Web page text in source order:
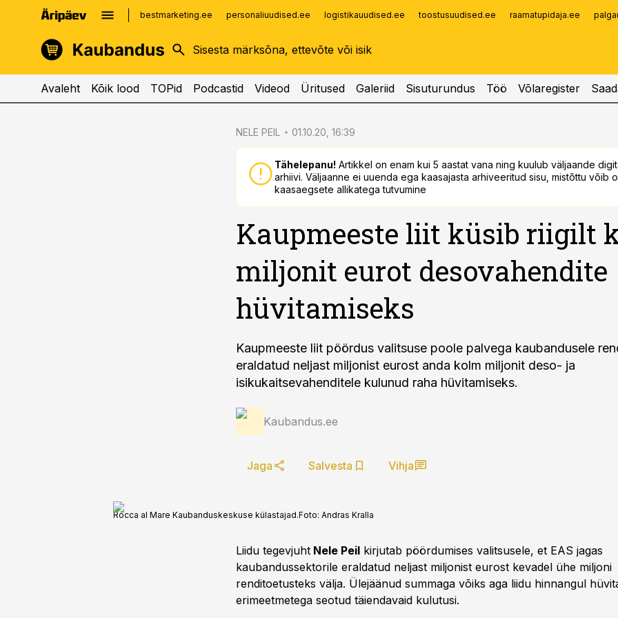
bestmarketing.ee personaliuudised.ee logistikauudised.ee toostusuudised.ee raamatupidaja.ee
kinnisvarauudised.ee
logistikauudised.ee
imelineajalugu.ee
Infopank
Avaleht Kõik lood TOPid Podcastid Videod Üritused Galeriid Sisuturundus Töö Võlaregister
NELE PEIL 01.10.20, 16:39
Tähelepanu! Artikkel on enam kui 5 aastat vana ning kuulub väljaande
arhiivi. Väljaanne ei uuenda ega kaasajasta arhiveeritud sisu, mistõttu võib
kaasaegsete allikatega tutvumine
Kaupmeeste liit küsib riigilt
miljonit eurot desovahendite
hüvitamiseks
Kaupmeeste liit pöördus valitsuse poole palvega kaubandusele
eraldatud neljast miljonist eurost anda kolm miljonit deso- ja
isikukaitsevahenditele kulunud raha hüvitamiseks.
Kaubandus.ee
Jaga Salvesta Vihja
Rocca al Mare Kaubanduskeskuse külastajad.Foto: Andras Kralla
Liidu tegevjuht Nele Peil kirjutab pöördumises valitsusele, et EAS jagas
kaubandussektorile eraldatud neljast miljonist eurost kevadel ühe miljoni
renditoetusteks välja. Ülejäänud summaga võiks aga liidu hinnangul
erimeetmetega seotud täiendavaid kulutusi.